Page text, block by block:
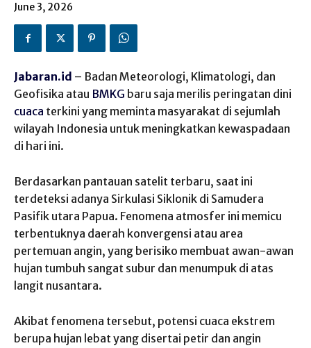
June 3, 2026
Jabaran.id – Badan Meteorologi, Klimatologi, dan
Geofisika atau BMKG baru saja merilis peringatan dini
cuaca terkini yang meminta masyarakat di sejumlah
wilayah Indonesia untuk meningkatkan kewaspadaan
di hari ini.
Berdasarkan pantauan satelit terbaru, saat ini
terdeteksi adanya Sirkulasi Siklonik di Samudera
Pasifik utara Papua. Fenomena atmosfer ini memicu
terbentuknya daerah konvergensi atau area
pertemuan angin, yang berisiko membuat awan-awan
hujan tumbuh sangat subur dan menumpuk di atas
langit nusantara.
Akibat fenomena tersebut, potensi cuaca ekstrem
berupa hujan lebat yang disertai petir dan angin